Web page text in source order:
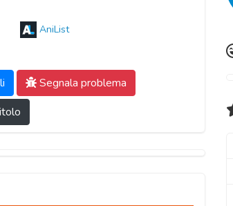
AniList
Segnala problema